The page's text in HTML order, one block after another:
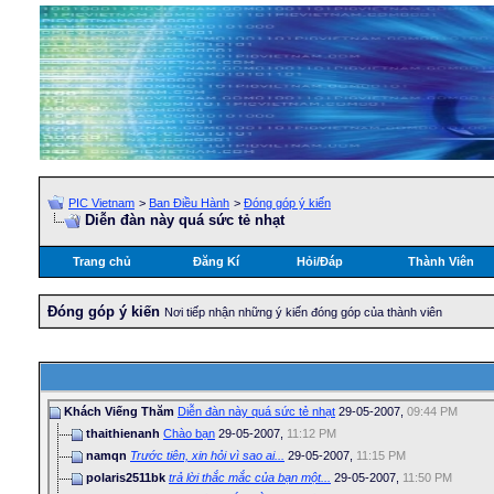
PIC Vietnam > Ban Điều Hành > Đóng góp ý kiến
Diễn đàn này quá sức tẻ nhạt
Trang chủ Đăng Kí Hỏi/Ðáp Thành Viên
Đóng góp ý kiến Nơi tiếp nhận những ý kiến đóng góp của thành viên
Khách Viếng Thăm Diễn đàn này quá sức tẻ nhạt 29-05-2007, 09:44 PM
thaithienanh Chào bạn 29-05-2007, 11:12 PM
namqn Trước tiên, xin hỏi vì sao ai... 29-05-2007, 11:15 PM
polaris2511bk trả lời thắc mắc của bạn một... 29-05-2007, 11:50 PM